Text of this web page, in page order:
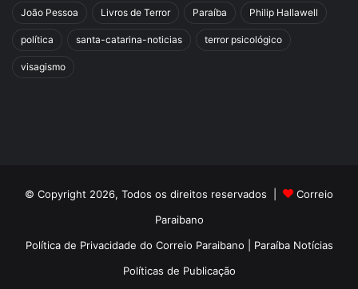
João Pessoa Livros de Terror Paraíba Philip Hallawell
política santa-catarina-noticias terror psicológico
visagismo
© Copyright 2026, Todos os direitos reservados |
Correio
Paraibano
Política de Privacidade do Correio Paraibano | Paraíba Notícias
Políticas de Publicação